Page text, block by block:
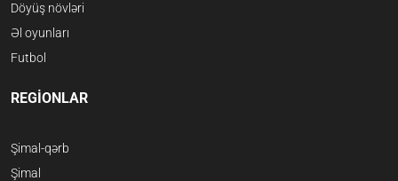
Döyüş növləri
Əl oyunları
Futbol
REGİONLAR
Şimal-qərb
Şimal